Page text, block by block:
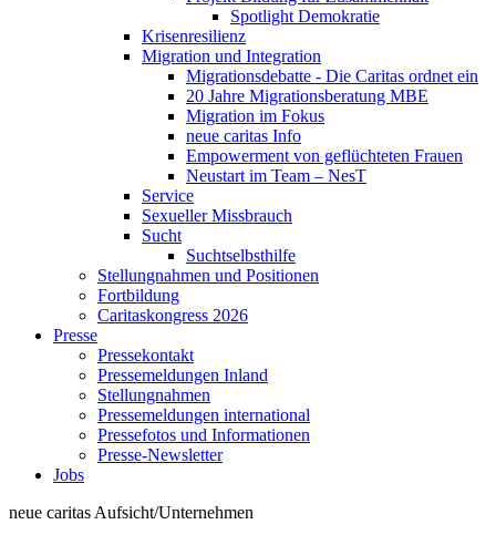
Spotlight Demokratie
Krisenresilienz
Migration und Integration
Migrationsdebatte - Die Caritas ordnet ein
20 Jahre Migrationsberatung MBE
Migration im Fokus
neue caritas Info
Empowerment von geflüchteten Frauen
Neustart im Team – NesT
Service
Sexueller Missbrauch
Sucht
Suchtselbsthilfe
Stellungnahmen und Positionen
Fortbildung
Caritaskongress 2026
Presse
Pressekontakt
Pressemeldungen Inland
Stellungnahmen
Pressemeldungen international
Pressefotos und Informationen
Presse-Newsletter
Jobs
neue caritas Aufsicht/Unternehmen